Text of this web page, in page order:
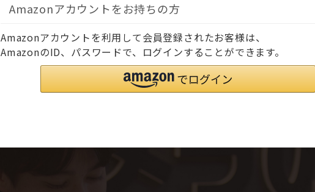
Amazonアカウントをお持ちの方
Amazonアカウントを利用して会員登録されたお客様は、
AmazonのID、パスワードで、ログインすることができます。